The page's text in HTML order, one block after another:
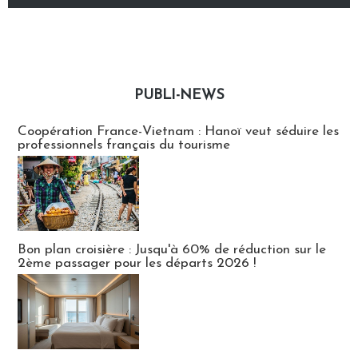
PUBLI-NEWS
Coopération France-Vietnam : Hanoï veut séduire les
professionnels français du tourisme
Bon plan croisière : Jusqu'à 60% de réduction sur le
2ème passager pour les départs 2026 !